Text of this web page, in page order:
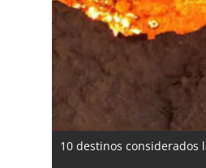
10 destinos considerados